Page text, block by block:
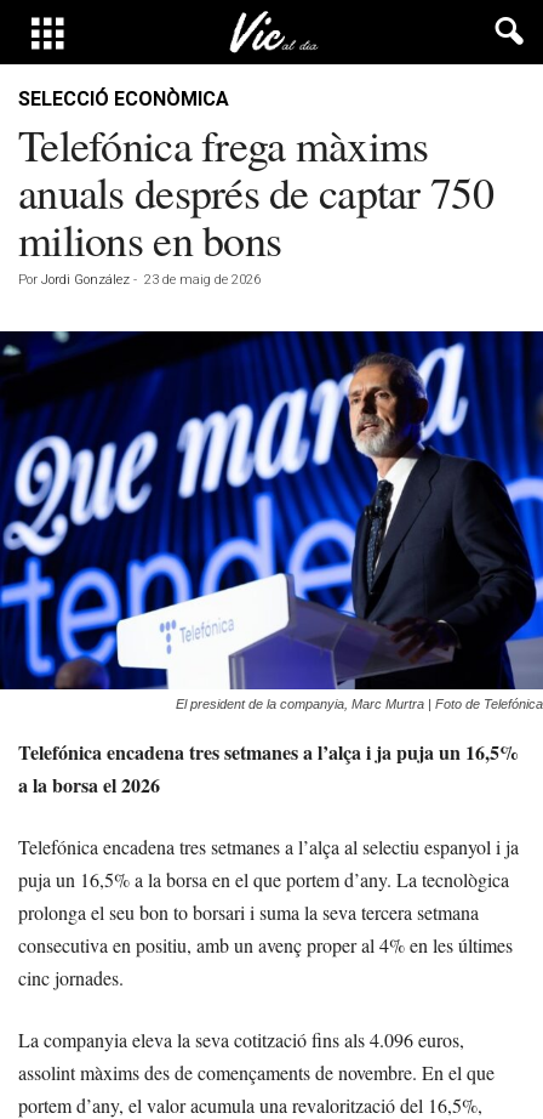
SELECCIÓ ECONÒMICA
Telefónica frega màxims
anuals després de captar 750
milions en bons
Por Jordi González - 23 de maig de 2026
El president de la companyia, Marc Murtra | Foto de Telefónica
Telefónica encadena tres setmanes a l’alça i ja puja un 16,5%
a la borsa el 2026
Telefónica encadena tres setmanes a l’alça al selectiu espanyol i ja
puja un 16,5% a la borsa en el que portem d’any. La tecnològica
prolonga el seu bon to borsari i suma la seva tercera setmana
consecutiva en positiu, amb un avenç proper al 4% en les últimes
cinc jornades.
La companyia eleva la seva cotització fins als 4.096 euros,
assolint màxims des de començaments de novembre. En el que
portem d’any, el valor acumula una revalorització del 16,5%,